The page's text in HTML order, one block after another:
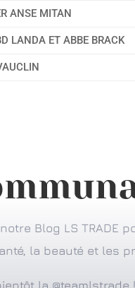
ANSE MITAN
LANDA ET ABBE BRACK
Blog LS TRADE
la beauté et les